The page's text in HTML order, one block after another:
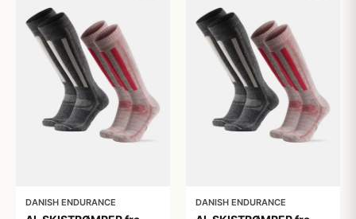
DANISH ENDURANCE DANISH ENDURANCE